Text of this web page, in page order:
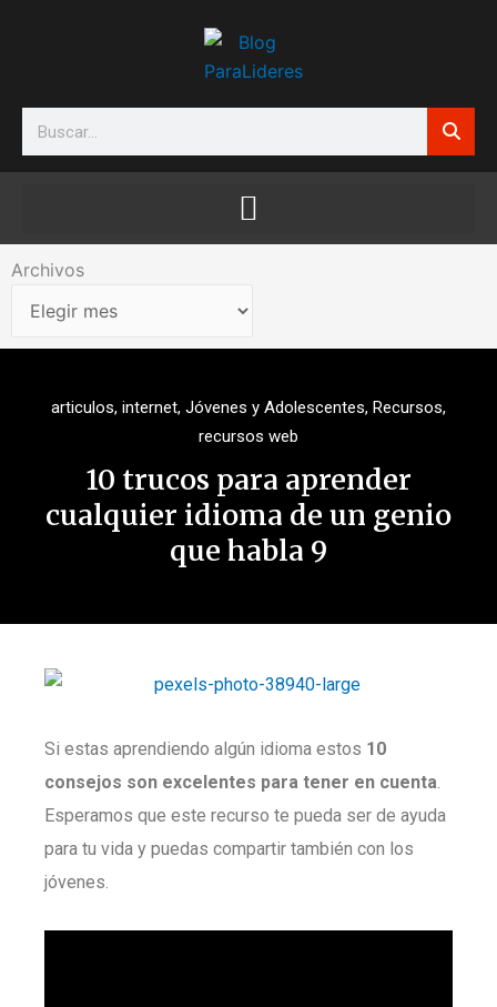
Search
Archivos
Archivos
articulos, internet, Jóvenes y Adolescentes, Recursos,
recursos web
10 trucos para aprender
cualquier idioma de un genio
que habla 9
Si estas aprendiendo algún idioma estos 10
consejos son excelentes para tener en cuenta.
Esperamos que este recurso te pueda ser de ayuda
para tu vida y puedas compartir también con los
jóvenes.